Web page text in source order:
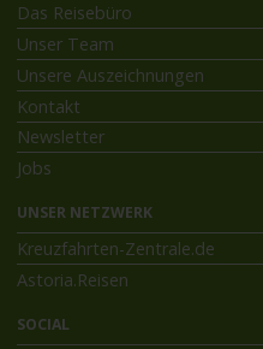
Das Reisebüro
Unser Team
Unsere Auszeichnungen
Kontakt
Newsletter
Jobs
UNSER NETZWERK
Kreuzfahrten-Zentrale.de
Astoria.Reisen
SOCIAL